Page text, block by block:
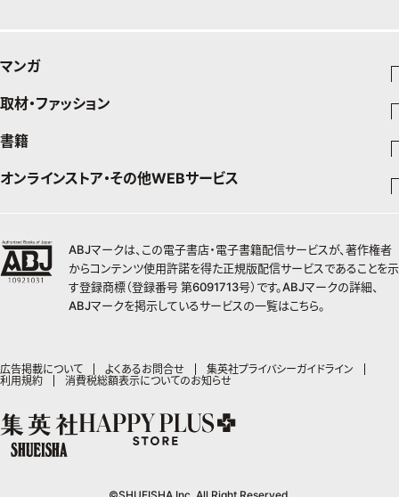
インテリア
料理
チームJマダムメンバー一覧
チームJマダム特集
デジタルカタログ
マンガ
少年マンガ
Vジャンプ
少年ジャンプ+
ジャンプTOON
ZEBRACK
集英社ジャンプリミックス
青年マンガ
少年ジャンプ+
S-MANGA
集英社ジャンプリミックス
集英社コミック文庫
ヤングジャンプ定期購読デジタル
ヤンジャン！
となりのヤングジャンプ
グランドジャンプ
少女マンガ
ZEBRACK
S-MANGA
集英社コミック文庫
別冊マーガレット
リマコミ
マンガMeets
ジャンプTOON
ZEBRACK
S-MANGA
マンガMee公式サイト
リマコミ
マンガMeets
Cookie
取材・ファッション
ファッション・美容
Seventeen
MAQUIA
SPUR
HAPPY PLUS ONE
MEN'S NON-NO
UOMO
芸能・情報・スポーツ
週プレNEWS
週プレ グラジャパ!
Sportiva
書籍
文芸・文庫・総合
集英社 文芸ステーション
web 集英社文庫
1日5分で、明日は変わる よみタイ yomitai
集英社学芸部 - 学芸・ノンフィクション
集英社ビジネス書
kotoba
情報・知識＆オピニオン imidas
ライトノベル・ノベライズ
集英社オレンジ文庫
JUMP j-BOOKS
集英社Webマガジン コバルト
オンラインストア・その他WEBサービス
OTO
SHUEISHA MANGA-ART HERITAGE
ジャンプキャラクターズストア
LEEマルシェ
eclat premium
mirabella
その他WEBサービス
集英社アドナビ
集英社エディターズ・ラボ
広告掲載について よくあるお問合せ
集英社プライバシーガイドライン
利用規約
消費税総額表示についてのお知らせ
ABJマークは、この電子書店・電子書籍配信サービスが、著作権者
からコンテンツ使用許諾を得た正規版配信サービスであることを示
す登録商標（登録番号 第6091713号）です。ABJマークの詳細、
ABJマークを掲示しているサービスの一覧はこちら。